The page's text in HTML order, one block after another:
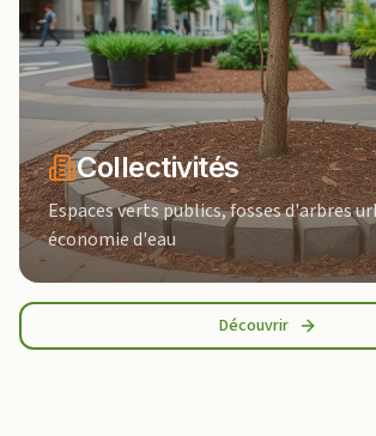
Collectivités
Espaces verts publics, fosses d'arbres
économie d'eau
Découvrir